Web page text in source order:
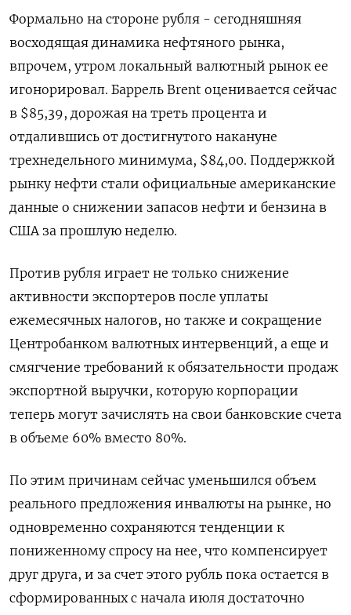
Формально на стороне рубля - сегодняшняя
восходящая динамика нефтяного рынка,
впрочем, утром локальный валютный рынок ее
игонорировал. Баррель Brent оценивается сейчас
в $85,39, дорожая на треть процента и
отдалившись от достигнутого накануне
трехнедельного минимума, $84,00. Поддержкой
рынку нефти стали официальные американские
данные о снижении запасов нефти и бензина в
США за прошлую неделю.
Против рубля играет не только снижение
активности экспортеров после уплаты
ежемесячных налогов, но также и сокращение
Центробанком валютных интервенций, а еще и
смягчение требований к обязательности продаж
экспортной выручки, которую корпорации
теперь могут зачислять на свои банковские счета
в объеме 60% вместо 80%.
По этим причинам сейчас уменьшился объем
реального предложения инвалюты на рынке, но
одновременно сохраняются тенденции к
пониженному спросу на нее, что компенсирует
друг друга, и за счет этого рубль пока остается в
сформированных с начала июля достаточно